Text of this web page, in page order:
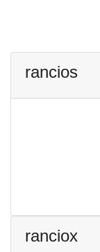
rancios
ranciox